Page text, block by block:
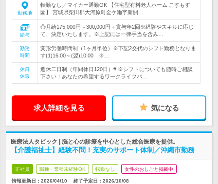
勤務地
転勤なし／マイカー通勤OK 【住宅型有料老人ホーム こすもす
園】 宮城県柴田郡大河原町金ケ瀬字新開…
給与
◎月給175,000円～300,000円＋賞与年2回※経験やスキルに応じ
て、決定いたします。※上記には一律手当を含み…
勤務
時間
変形労働時間制（1ヶ月単位）※下記2交代のシフト勤務となりま
す(1)16:00～(翌)10:00 ※…
休日
休暇
週休二日制（年間休日120日）# ※シフトについても随時ご相談
下さい！あなたの希望するワークライフバ…
求人詳細を見る 気になる
医療法人タピック | 脳と心の診療を中心とした総合医療を提供。
【介護福祉士】経験不問！充実のサポート体制／沖縄市勤務
正社員 職種・業種未経験OK 転勤なし 女性のおしごと掲載中
情報更新日：2026/04/10 終了予定日： 2026/10/08